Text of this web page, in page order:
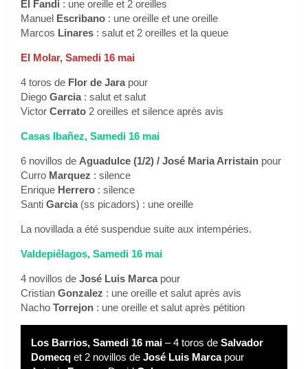
El Fandi : une oreille et 2 oreilles
Manuel Escribano : une oreille et une oreille
Marcos Linares : salut et 2 oreilles et la queue
El Molar, Samedi 16 mai
4 toros de Flor de Jarapour
Diego Garcia: salut et salut
Victor Cerrato 2 oreilles et silence après avis
Casas Ibañez, Samedi 16 mai
6 novillos de Aguadulce (1/2) / José Maria Arristain pour
Curro Marquez : silence
Enrique Herrero : silence
Santi Garcia (ss picadors) : une oreille
La novillada a été suspendue suite aux intempéries.
Valdepiélagos, Samedi 16 mai
4 novillos de José Luis Marca pour
Cristian Gonzalez : une oreille et salut après avis
Nacho Torrejon : une oreille et salut après pétition
Los Barrios, Samedi 16 mai – 4 toros de Salvador
Domecq et 2 novillos de José Luis Marca pour